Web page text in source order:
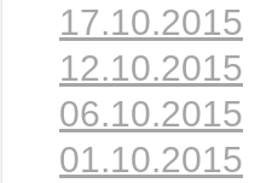
17.10.2015
12.10.2015
06.10.2015
01.10.2015